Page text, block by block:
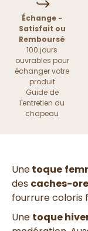
Échange -
Satisfait ou
Remboursé
100 jours
ouvrables pour
échanger votre
produit
Guide de
l'entretien du
chapeau
Unetoque
des caches-
fourrure coloris
Une toque